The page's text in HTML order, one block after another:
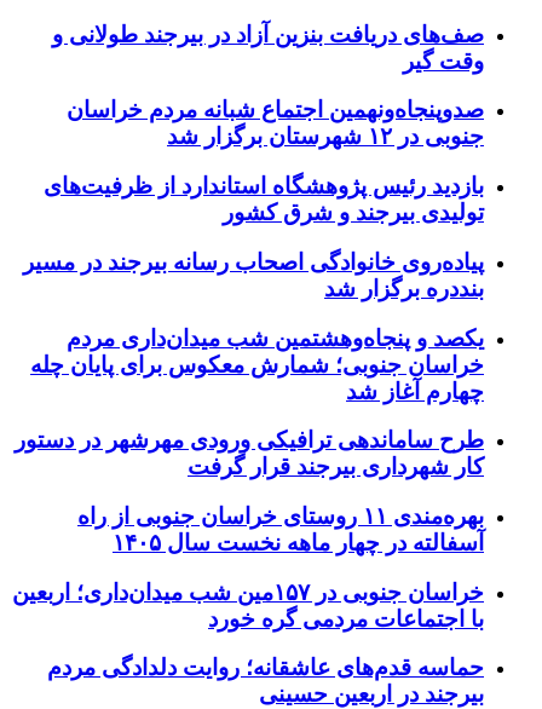
صف‌های دریافت بنزین آزاد در بیرجند طولانی و
وقت گیر
صدوپنجاه‌ونهمین اجتماع شبانه مردم خراسان
جنوبی در ۱۲ شهرستان برگزار شد
بازدید رئیس پژوهشگاه استاندارد از ظرفیت‌های
تولیدی بیرجند و شرق کشور
پیاده‌روی خانوادگی اصحاب رسانه بیرجند در مسیر
بنددره برگزار شد
یکصد و پنجاه‌وهشتمین شب میدان‌داری مردم
خراسان جنوبی؛ شمارش معکوس برای پایان چله
چهارم آغاز شد
طرح ساماندهی ترافیکی ورودی مهرشهر در دستور
کار شهرداری بیرجند قرار گرفت
بهره‌مندی ۱۱ روستای خراسان جنوبی از راه
آسفالته در چهار ماهه نخست سال ۱۴۰۵
خراسان جنوبی در ۱۵۷مین شب میدان‌داری؛ اربعین
با اجتماعات مردمی گره خورد
حماسه قدم‌های عاشقانه؛ روایت دلدادگی مردم
بیرجند در اربعین حسینی